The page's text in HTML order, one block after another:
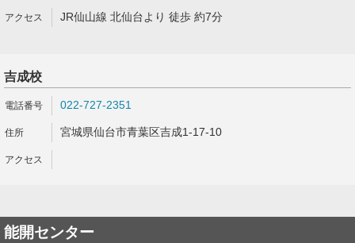
JR仙山線 北仙台より 徒歩 約7分
吉成校
022-727-2351
宮城県仙台市青葉区吉成1-17-10
能開センター